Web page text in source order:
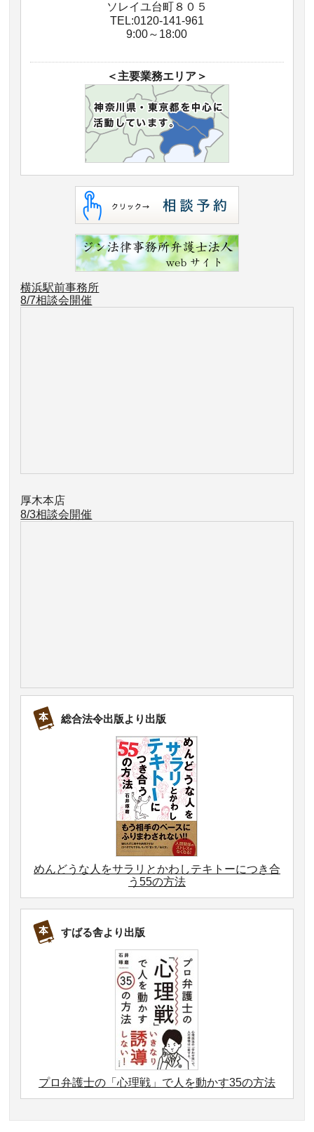
ソレイユ台町８０５
TEL:0120-141-961
9:00～18:00
＜主要業務エリア＞
横浜駅前事務所
8/7相談会開催
厚木本店
8/3相談会開催
総合法令出版より出版
めんどうな人をサラリとかわしテキトーにつき合
う55の方法
すばる舎より出版
プロ弁護士の「心理戦」で人を動かす35の方法